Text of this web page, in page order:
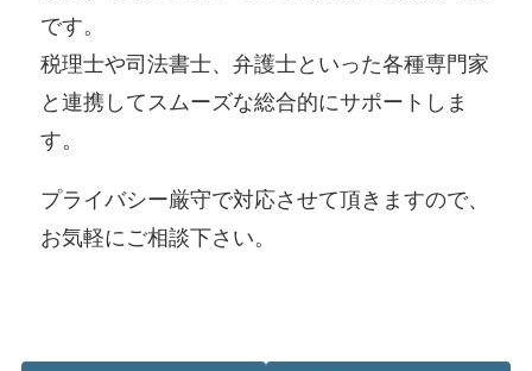
です。
税理士や司法書士、弁護士といった各種専門家
と連携してスムーズな総合的にサポートしま
す。
プライバシー厳守で対応させて頂きますので、
お気軽にご相談下さい。